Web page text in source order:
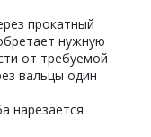
прокатный
нужную
от требуемой
вальцы один
нарезается